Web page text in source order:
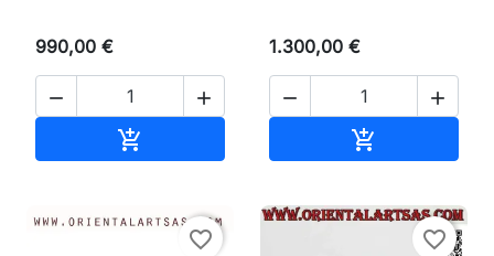
990,00 €
 

1.300,00 €
 

favorite_border favorite_border